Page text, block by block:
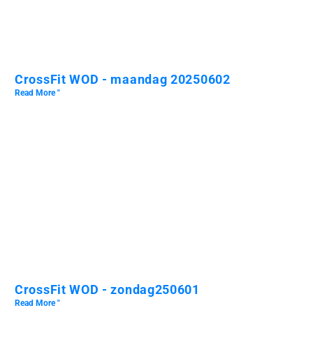
CrossFit WOD - maandag 20250602
Read More "
CrossFit WOD - zondag250601
Read More "